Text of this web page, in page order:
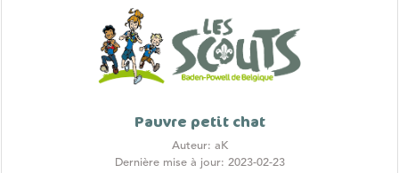
Pauvre petit chat
Auteur: aK
Dernière mise à jour: 2023-02-23